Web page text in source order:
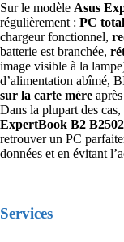
Sur le modèle Asus
régulièrement : PC
chargeur fonctionnel,
batterie est branchée,
image visible à la
d’alimentation abîmé,
sur la carte mère
Dans la plupart des cas,
ExpertBook B2 B2502
retrouver un PC
données et en évitant
Services